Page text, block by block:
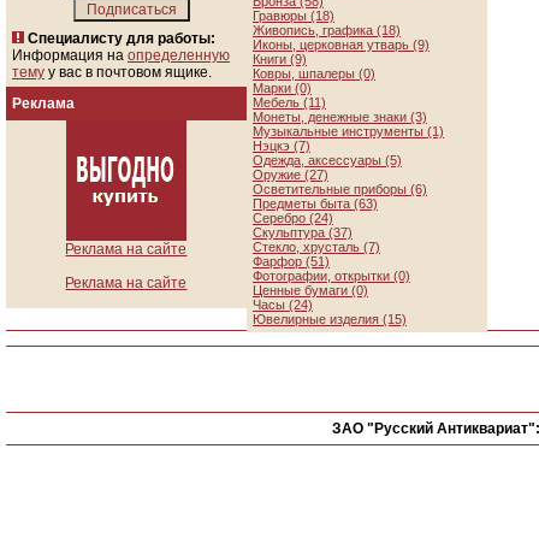
Специалисту для работы:
Информация на определенную
тему у вас в почтовом ящике.
Реклама
Реклама на сайте
Реклама на сайте
Гравюры (18)
Живопись, графика (18)
Иконы, церковная утварь (9)
Книги (9)
Ковры, шпалеры (0)
Марки (0)
Мебель (11)
Монеты, денежные знаки (3)
Музыкальные инструменты (1)
Нэцкэ (7)
Одежда, аксессуары (5)
Оружие (27)
Осветительные приборы (6)
Предметы быта (63)
Серебро (24)
Скульптура (37)
Стекло, хрусталь (7)
Фарфор (51)
Фотографии, открытки (0)
Ценные бумаги (0)
Часы (24)
Ювелирные изделия (15)
ЗАО "Русский Антиквариат":